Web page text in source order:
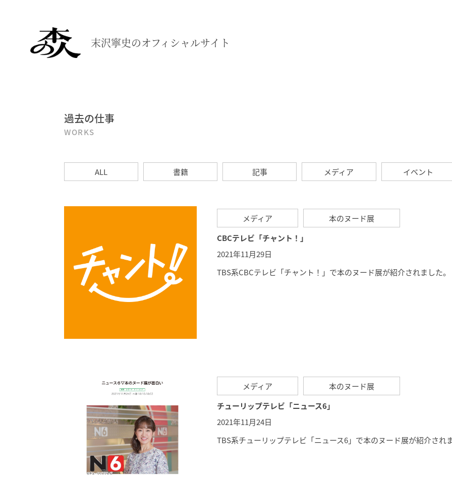
末沢寧史のオフィシャルサイト
過去の仕事
WORKS
ALL 書籍 記事 メディア イベント
メディア
本のヌード展
CBCテレビ「チャント！」
2021年11月29日
TBS系CBCテレビ「チャント！」で本のヌード展が紹介されました。
メディア
本のヌード展
チューリップテレビ「ニュース6」
2021年11月24日
TBS系チューリップテレビ「ニュース6」で本のヌード展が紹介され